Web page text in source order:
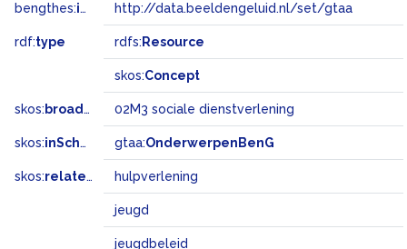
bengthes:inSet http://data.beeldengeluid.nl/set/gtaa
rdf:type rdfs: Resource
skos:Concept
skos: broadMatch 02M3 sociale dienstverlening
skos:inScheme gtaa:OnderwerpenBenG
skos:related hulpverlening
jeugd
jeugdbeleid